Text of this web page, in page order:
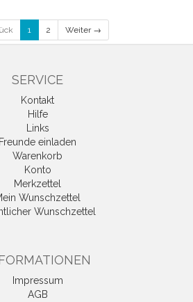
1 2 Weiter →
SERVICE
Kontakt
Hilfe
Links
Freunde einladen
Warenkorb
Konto
Merkzettel
Wunschzettel
Wunschzettel
Impressum
AGB